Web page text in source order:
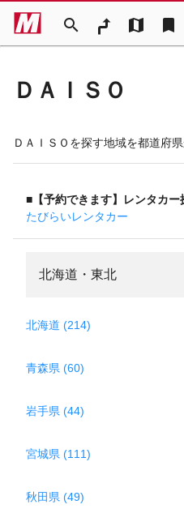
search map bookmark
ＤＡＩＳＯ
ＤＡＩＳＯを探す地域を都道府
■【予約できます】レンタカー
たびらいレンタカー
北海道・東北
北海道 (214)
青森県 (60)
岩手県 (44)
宮城県 (111)
秋田県 (49)